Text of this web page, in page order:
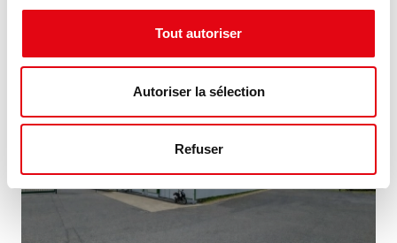
Tout autoriser
Autoriser la sélection
Refuser
MIS À JOUR